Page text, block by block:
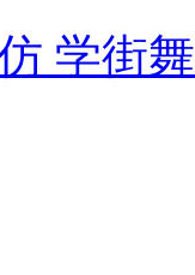
学街